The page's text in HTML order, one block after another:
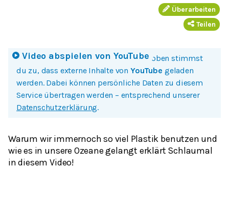
Überarbeiten
Teilen
Video abspielen von YouTube
Mit einem Klick auf Bild oder Button oben stimmst
du zu, dass externe Inhalte von YouTube geladen
werden. Dabei können persönliche Daten zu diesem
Service übertragen werden – entsprechend unserer
Datenschutzerklärung.
Warum wir immernoch so viel Plastik benutzen und
wie es in unsere Ozeane gelangt erklärt Schlaumal
in diesem Video!